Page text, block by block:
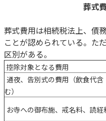
葬式
葬式費用は相続税法上、債
ことが認められている。た
区別がある。
控除対象となる費用
通夜、告別式の費用（飲食代含
む）
お寺への御布施、戒名料、読経